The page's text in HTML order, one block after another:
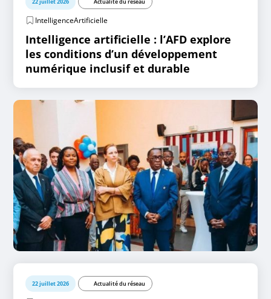
IntelligenceArtificielle
Intelligence artificielle : l’AFD explore
les conditions d’un développement
numérique inclusif et durable
22 juillet 2026 Actualité du réseau